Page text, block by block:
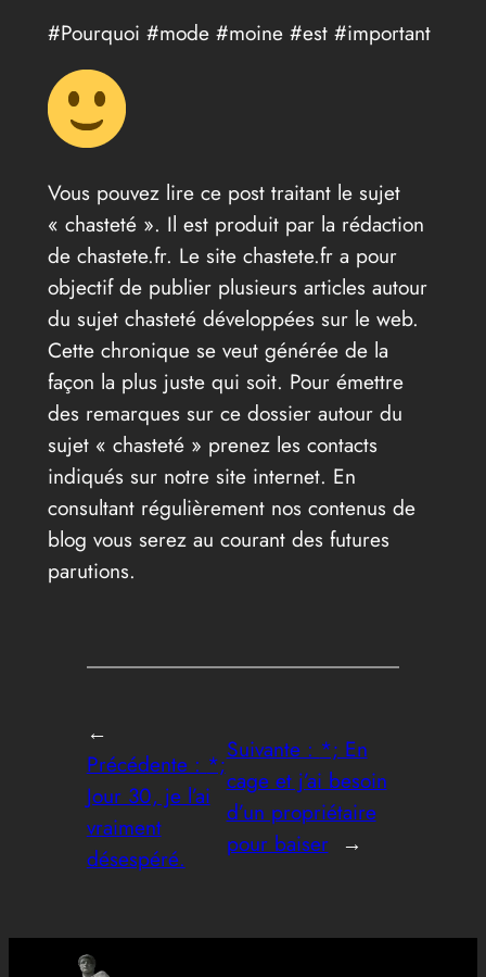
#Pourquoi #mode #moine #est #important
Vous pouvez lire ce post traitant le sujet
« chasteté ». Il est produit par la rédaction
de chastete.fr. Le site chastete.fr a pour
objectif de publier plusieurs articles autour
du sujet chasteté développées sur le web.
Cette chronique se veut générée de la
façon la plus juste qui soit. Pour émettre
des remarques sur ce dossier autour du
sujet « chasteté » prenez les contacts
indiqués sur notre site internet. En
consultant régulièrement nos contenus de
blog vous serez au courant des futures
parutions.
←
Précédente : *;
Jour 30, je l’ai
vraiment
désespéré.
Suivante : *; En
cage et j’ai besoin
d’un propriétaire
pour baiser →